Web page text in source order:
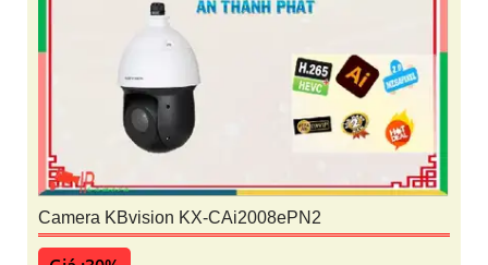
Camera KBvision KX-CAi2008ePN2